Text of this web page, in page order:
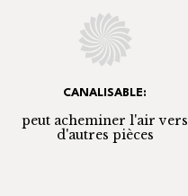
CANALISABLE:
peut acheminer l'air vers
d'autres pièces